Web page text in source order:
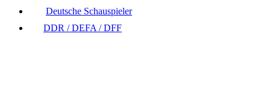
Deutsche Schauspieler
DDR / DEFA / DFF